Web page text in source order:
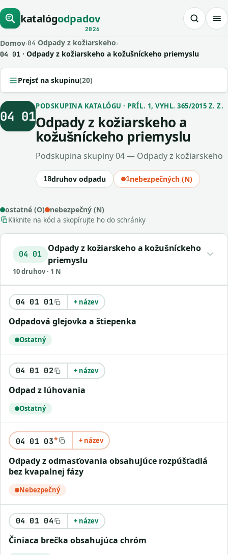
katalógodpadov
2026
Domov›04 Odpady z kožiarskeho›
04 01 · Odpady z kožiarskeho a kožušníckeho priemyslu
Prejsť na skupinu(20)
04 01
PODSKUPINA KATALÓGU · PRÍL. 1, VYHL. 365/2015 Z. Z.
Odpady z kožiarskeho a
kožušníckeho priemyslu
Podskupina skupiny 04 — Odpady z kožiarskeho
10druhov odpadu 1nebezpečných (N)
ostatné (O) nebezpečný (N)
Kliknite na kód a skopírujte ho do schránky
04 01
Odpady z kožiarskeho a kožušníckeho
priemyslu
10 druhov · 1 N
04 01 01 + název
odpadová glejovka a štiepenka
Ostatný
04 01 02 + název
odpad z lúhovania
Ostatný
04 01 03* + název
odpady z odmasťovania obsahujúce rozpúšťadlá
bez kvapalnej fázy
Nebezpečný
04 01 04 + název
činiaca brečka obsahujúca chróm